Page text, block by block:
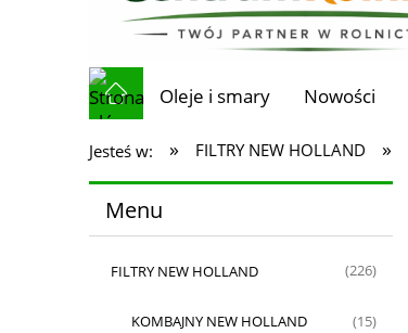
Oleje i smary Nowości
Jesteś w: » FILTRY NEW HOLLAND »
Menu
FILTRY NEW HOLLAND (226)
KOMBAJNY NEW HOLLAND (15)